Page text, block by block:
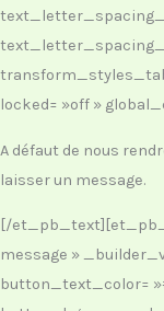
locked= »off »
A défaut de nous
laisser un message.
[/
message »
button_text_color=